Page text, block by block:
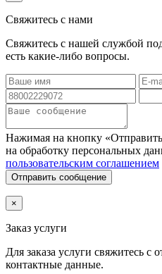
Свяжитесь с нами
Свяжитесь с нашей службой
есть какие-либо вопросы.
Нажимая на кнопку
на обработку персональных
пользовательским соглашением
Отправить сообщение
×
Заказ услуги
Для заказа услуги свяжитесь с
контактные данные.